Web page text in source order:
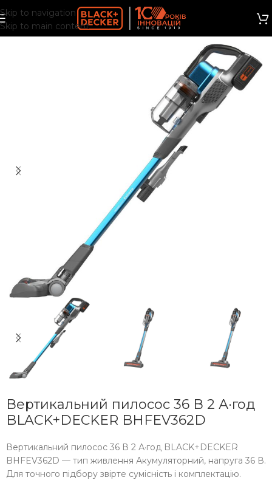
Skip to navigation
Skip to main content
Вертикальний пилосос 36 В 2 А·год
BLACK+DECKER BHFEV362D
Вертикальний пилосос 36 В 2 А·год BLACK+DECKER
BHFEV362D — тип живлення Акумуляторний, напруга 36 В.
Для точного підбору звірте сумісність і комплектацію.